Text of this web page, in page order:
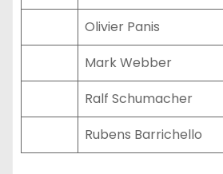
Olivier Panis
Mark Webber
Ralf Schumacher
Rubens Barrichello